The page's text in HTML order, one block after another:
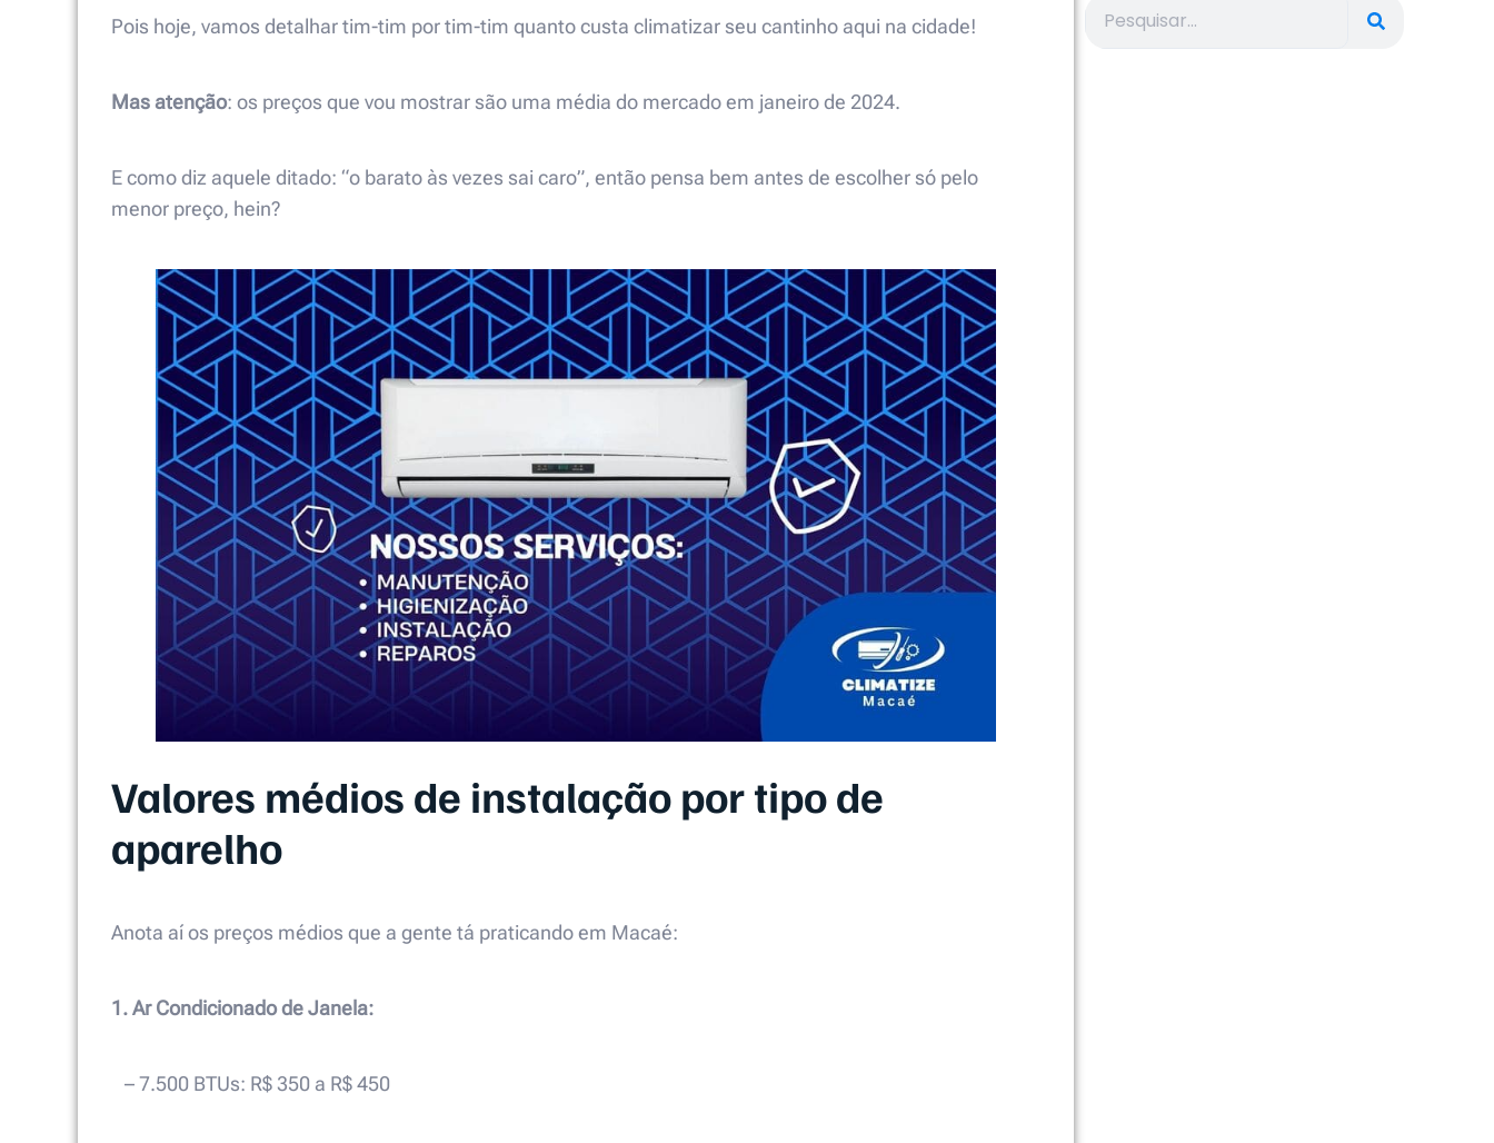
Pois hoje, vamos detalhar tim-tim por tim-tim quanto custa climatizar seu cantinho aqui na cidade!
Mas atenção: os preços que vou mostrar são uma média do mercado em janeiro de 2024.
E como diz aquele ditado: “o barato às vezes sai caro”, então pensa bem antes de escolher só pelo
menor preço, hein?
Valores médios de instalação por tipo de
aparelho
Anota aí os preços médios que a gente tá praticando em Macaé:
1. Ar Condicionado de Janela:
– 7.500 BTUs: R$ 350 a R$ 450